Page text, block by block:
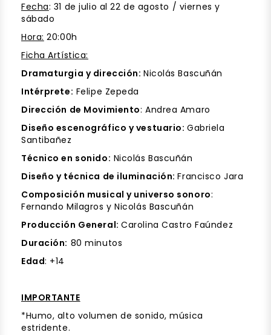
Fecha: 31 de julio al 22 de agosto / viernes y
sábado
Hora: 20:00h
Ficha Artística:
Dramaturgia y dirección: Nicolás Bascuñán
Intérprete: Felipe Zepeda
Dirección de Movimiento: Andrea Amaro
Diseño escenográfico y vestuario:Gabriela
Santibañez
Técnico en sonido: Nicolás Bascuñán
Diseño y técnica de iluminación:Francisco Jara
Composición musical y universo sonoro:
Fernando Milagros y Nicolás Bascuñán
Producción General:Carolina Castro Faúndez
Duración: 80 minutos
Edad: +14
IMPORTANTE
*Humo, alto volumen de sonido, música
estridente.